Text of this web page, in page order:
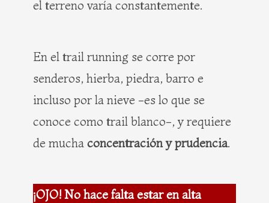
el terreno varía constantemente.
En el trail running se corre por
senderos, hierba, piedra, barro e
incluso por la nieve -es lo que se
conoce como trail blanco-, y requiere
de mucha concentración y prudencia.
¡OJO! No hace falta estar en alta